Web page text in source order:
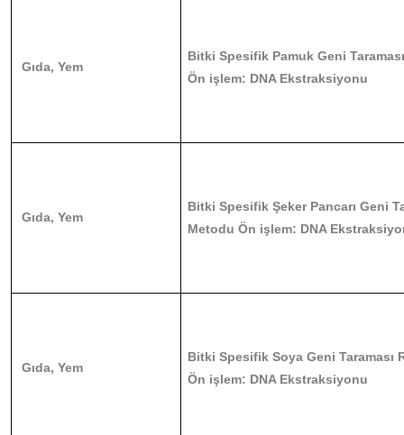
Gıda, Yem
Bitki Spesifik Pamuk Geni
Ön işlem: DNA Ekstraksiyonu
Gıda, Yem
Bitki Spesifik Şeker Pancarı Geni
Metodu Ön işlem: DNA
Gıda, Yem
Bitki Spesifik Soya Geni Taraması
Ön işlem: DNA Ekstraksiyonu